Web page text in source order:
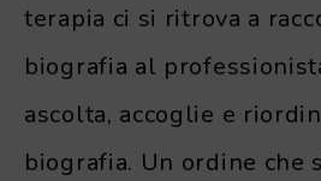
terapia ci si ritrova a
biografia al
ascolta, accoglie e
biografia. Un ordine che